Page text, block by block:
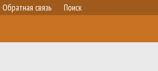
Обратная связь Поиск